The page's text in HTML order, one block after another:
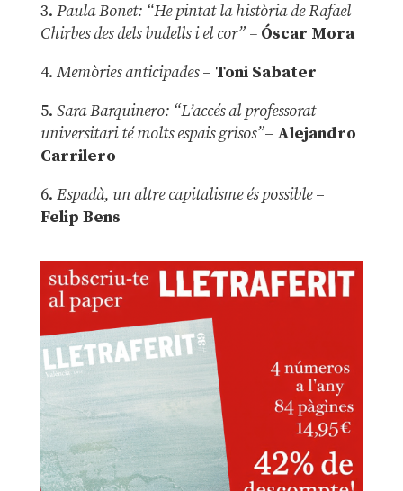
3. Paula Bonet: “He pintat la història de Rafael
Chirbes des dels budells i el cor” –Óscar Mora
4. Memòries anticipades– Toni Sabater
5. Sara Barquinero: “L’accés al professorat
universitari té molts espais grisos”– Alejandro
Carrilero
6. Espadà, un altre capitalisme és possible –
Felip Bens